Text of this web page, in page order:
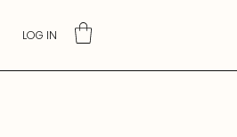
LOG IN